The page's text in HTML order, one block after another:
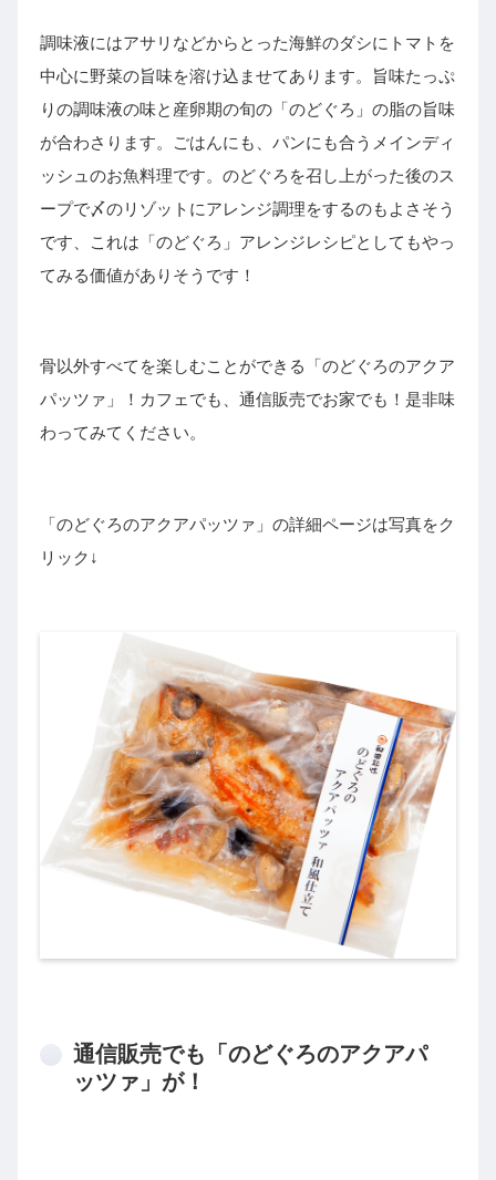
調味液にはアサリなどからとった海鮮のダシにトマトを
中心に野菜の旨味を溶け込ませてあります。旨味たっぷ
りの調味液の味と産卵期の旬の「のどぐろ」の脂の旨味
が合わさります。ごはんにも、パンにも合うメインディ
ッシュのお魚料理です。のどぐろを召し上がった後のス
ープで〆のリゾットにアレンジ調理をするのもよさそう
です、これは「のどぐろ」アレンジレシピとしてもやっ
てみる価値がありそうです！
骨以外すべてを楽しむことができる「のどぐろのアクア
パッツァ」！カフェでも、通信販売でお家でも！是非味
わってみてください。
「のどぐろのアクアパッツァ」の詳細ページは写真をク
リック↓
通信販売でも「のどぐろのアクアパ
ッツァ」が！